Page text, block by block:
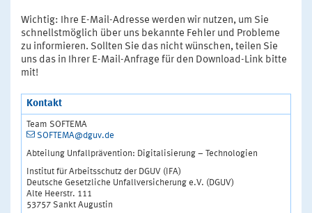
Wichtig: Ihre E-Mail-Adresse werden wir nutzen, um Sie
schnellstmöglich über uns bekannte Fehler und Probleme
zu informieren. Sollten Sie das nicht wünschen, teilen Sie
uns das in Ihrer E-Mail-Anfrage für den Download-Link bitte
mit!
Kontakt
Team SOFTEMA
SOFTEMA@dguv.de
Abteilung Unfallprävention: Digitalisierung – Technologien
Institut für Arbeitsschutz der DGUV (IFA)
Deutsche Gesetzliche Unfallversicherung e.V. (DGUV)
Alte Heerstr. 111
53757 Sankt Augustin